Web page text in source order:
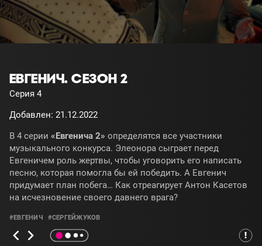
ЕВГЕНИЧ. СЕЗОН 2
Серия 4
Добавлен: 21.12.2022
В 4 серии «Евгенича 2» определятся все участники
музыкального конкурса. Элеонора сыграет перед
Евгеничем роль жертвы, чтобы уговорить его написать
песню, которая помогла бы ей победить. А Евгенич
придумает план побега… Как отреагирует Антон Касетов
на исчезновение своего давнего врага?
#ЕВГЕНИЧ #СЕРГЕЙЖУКОВ